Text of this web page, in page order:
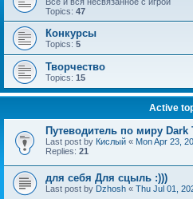
Topics: 47
Конкурсы
Topics: 5
Творчество
Topics: 15
Active
Путеводитель по миру Dark
Last post by Кислый « Mon Apr 23,
Replies: 21
для себя Для сцыль :)))
Last post by Dzhosh « Thu Jul 01,